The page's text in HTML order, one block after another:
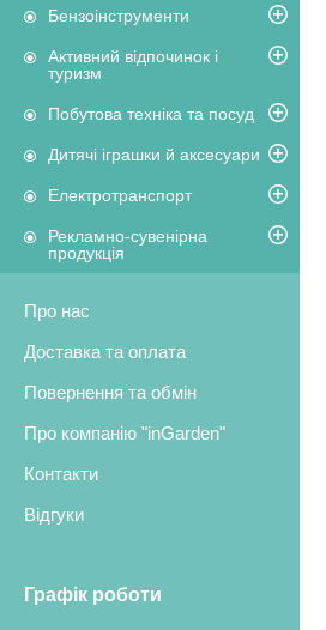
Бензоінструменти
Активний відпочинок і
туризм
Побутова техніка та посуд
Дитячі іграшки й аксесуари
Електротранспорт
Рекламно-сувенірна
продукція
Про нас
Доставка та оплата
Повернення та обмін
Про компанію "inGarden"
Контакти
Відгуки
Графік роботи